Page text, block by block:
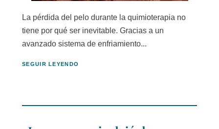
La pérdida del pelo durante la quimioterapia no
tiene por qué ser inevitable. Gracias a un
avanzado sistema de enfriamiento...
SEGUIR LEYENDO